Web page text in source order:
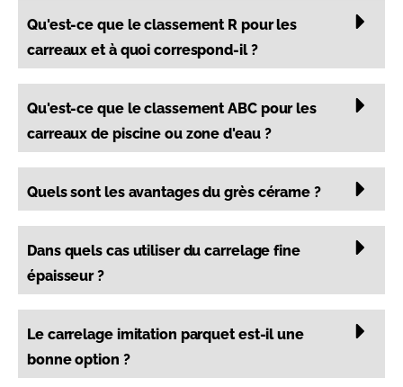
Qu'est-ce que le classement R pour les
carreaux et à quoi correspond-il ?
Qu'est-ce que le classement ABC pour les
carreaux de piscine ou zone d'eau ?
Quels sont les avantages du grès cérame ?
Dans quels cas utiliser du carrelage fine
épaisseur ?
Le carrelage imitation parquet est-il une
bonne option ?